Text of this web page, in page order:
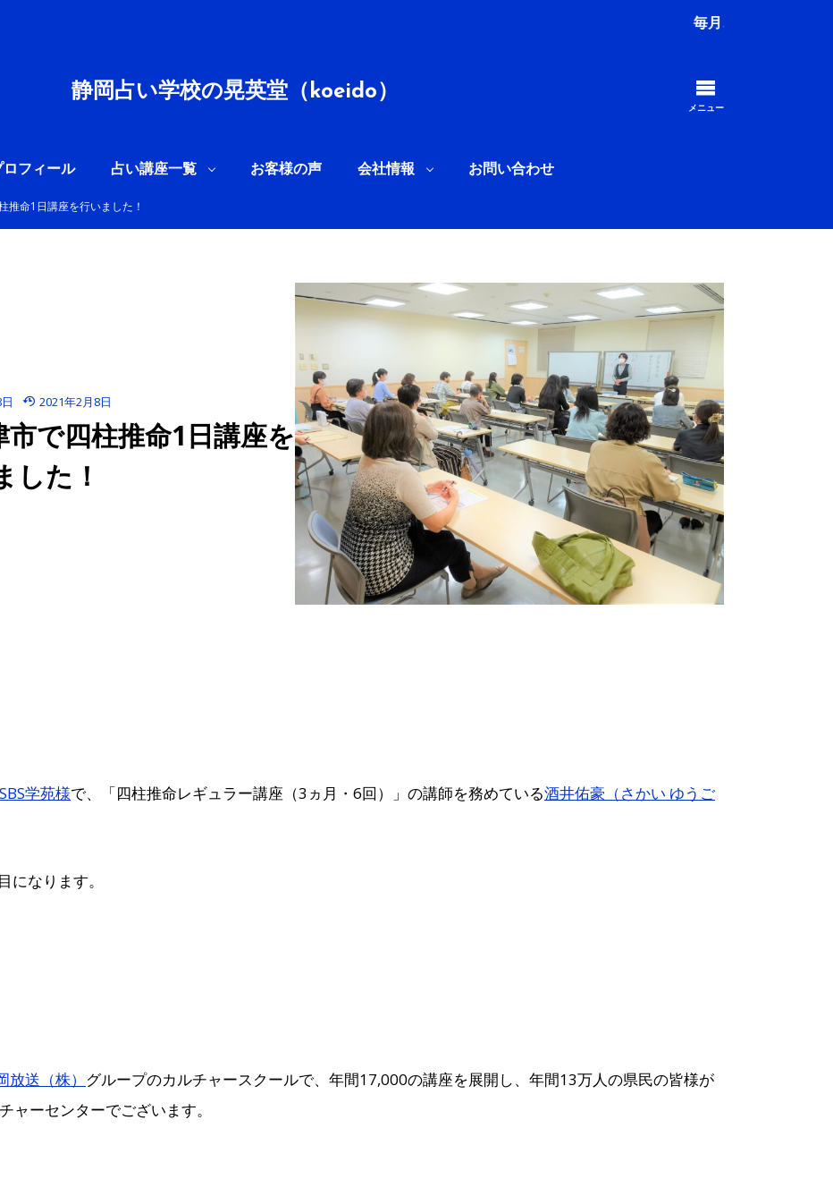
毎月、多くの方が受講する静岡県内ナンバーワンの占い
静岡占い学校の晃英堂（koeido）
メニュー
ロフィール 占い講座一覧 お客様の声 会社情報 お問い合わせ
推命1日講座を行いました！
2021年2月8日
で四柱推命1日講座を
した！
SBS学苑様で、「四柱推命レギュラー講座（3ヵ月・6回）」の講師を務めている酒井佑豪（さかい ゆうご
になります。
放送（株） グループのカルチャースクールで、年間17,000の講座を展開し、年間13万人の県民の皆様が
ャーセンターでございます。